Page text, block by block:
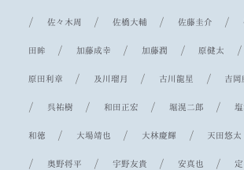
/ 佐々木周 / 佐橋大輔 /佐藤圭介 /
田眸 / 加藤成幸 / 加藤潤 / 原健太
原田利章 / 及川瑠月 / 古川龍星 / 吉岡
/ 呉祐樹 / 和田正宏 /堀滉二郎 /
和徳 / 大場靖也 / 大林慶輝 / 天田悠太
/ 奥野将平 / 宇野友貴 /安真也 /